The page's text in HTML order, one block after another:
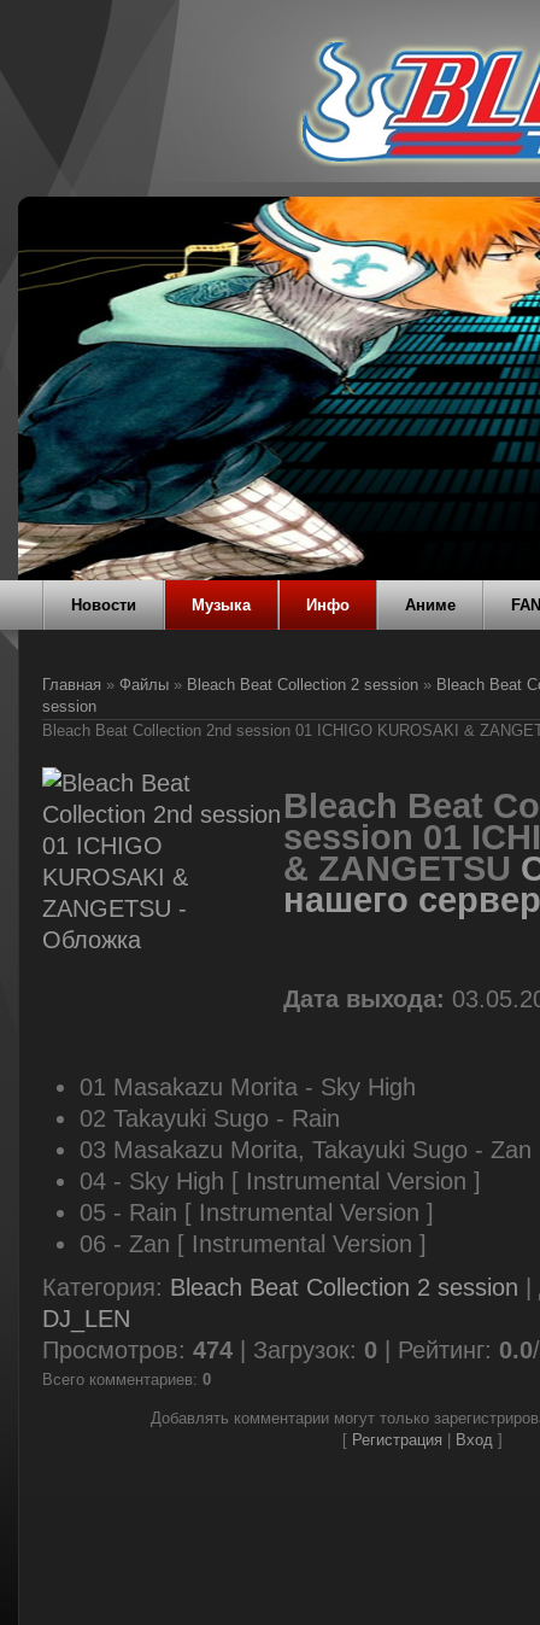
Новости Музыка Инфо Аниме
Главная » Файлы » Bleach Beat Collection 2 session » Bleach Beat
session
Bleach Beat Collection 2nd session 01 ICHIGO KUROSAKI &
Bleach Beat
session 01
& ZANGETSU
нашего
Дата выхода:
01 Masakazu Morita - Sky High
02 Takayuki Sugo - Rain
03 Masakazu Morita, Takayuki Sugo - Zan
04 - Sky High [ Instrumental Version ]
05 - Rain [ Instrumental Version ]
06 - Zan [ Instrumental Version ]
Категория: Bleach Beat Collection 2 session
DJ_LEN
Просмотров: 474 Загрузок: 0 Рейтинг: 0.0/
Всего комментариев: 0
Добавлять комментарии могут только
[ Регистрация Вход]